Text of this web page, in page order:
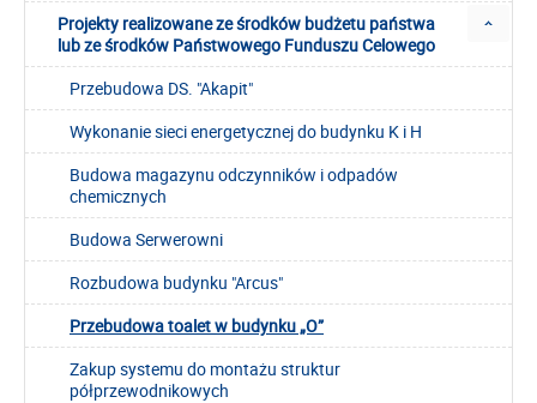
Projekty realizowane ze środków budżetu państwa
lub ze środków Państwowego Funduszu Celowego
Przebudowa DS. "Akapit"
Wykonanie sieci energetycznej do budynku K i H
Budowa magazynu odczynników i odpadów
chemicznych
Budowa Serwerowni
Rozbudowa budynku "Arcus"
Przebudowa toalet w budynku „O”
Zakup systemu do montażu struktur
półprzewodnikowych